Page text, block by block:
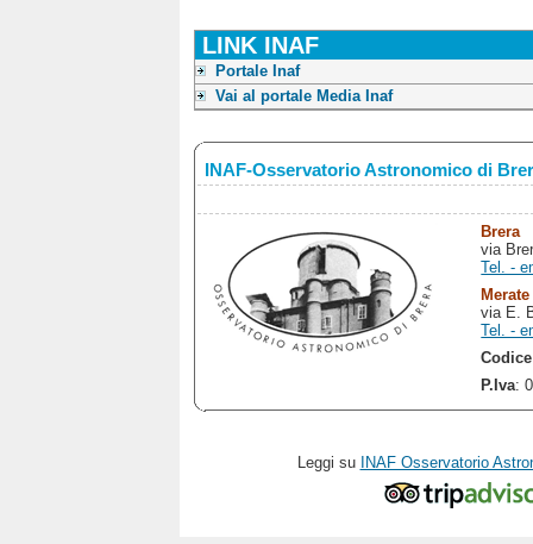
LINK INAF
Portale Inaf
Vai al portale Media Inaf
INAF-Osservatorio Astronomico di
Brera
via
Tel. -
Merate
via E.
Tel. -
P.Iva:
Leggi su INAF Osservatorio